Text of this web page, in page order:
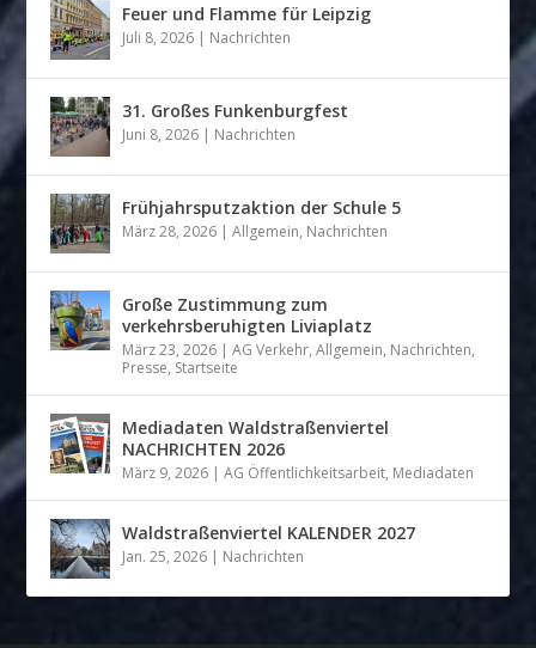
Feuer und Flamme für Leipzig
Juli 8, 2026 | Nachrichten
31. Großes Funkenburgfest
Juni 8, 2026 | Nachrichten
Frühjahrsputzaktion der Schule 5
März 28, 2026 |Allgemein, Nachrichten
Große Zustimmung zum
verkehrsberuhigten Liviaplatz
März 23, 2026 |AG Verkehr,Allgemein, Nachrichten,
Presse, Startseite
Mediadaten Waldstraßenviertel
NACHRICHTEN 2026
März 9, 2026 |AG Öffentlichkeitsarbeit, Mediadaten
Waldstraßenviertel KALENDER 2027
Jan. 25, 2026 | Nachrichten